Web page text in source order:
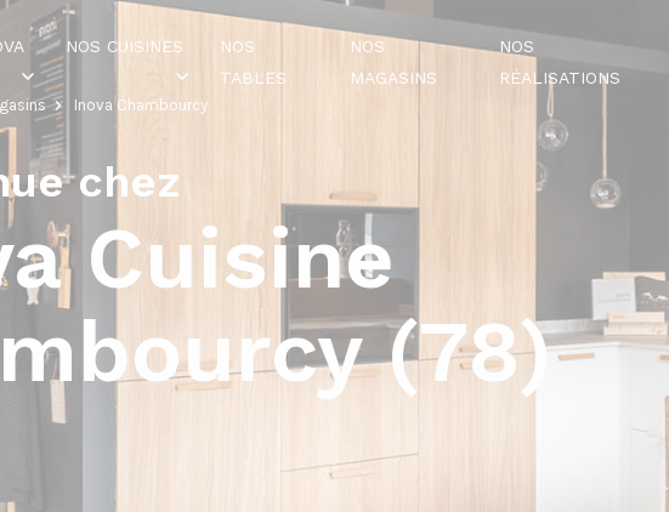
NOS CUISINES
NOS
TABLES
NOS
MAGASINS
NOS
RÉALISATIONS
Inova Chambourcy
chez
Cuisine
(78)